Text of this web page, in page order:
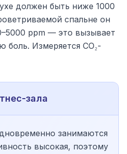
должен быть ниже 1000
спальне он
ppm — это вызывает
боль. Измеряется CO₂-
зала
занимаются
высокая, поэтому